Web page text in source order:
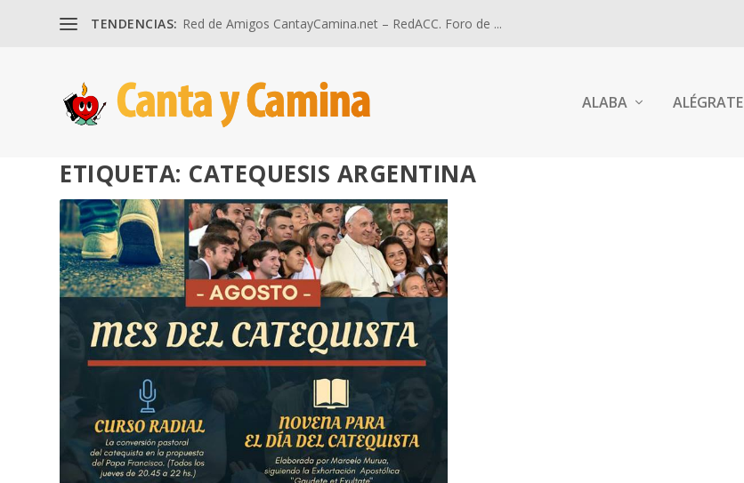
TENDENCIAS: Red de Amigos CantayCamina.net – RedACC. Foro de ...
ALABA ALÉGRATE
ETIQUETA: CATEQUESIS ARGENTINA